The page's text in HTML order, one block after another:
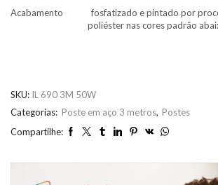
Acabamento
fosfatizado e pintado por
poliéster nas cores padrão
SKU: IL 690 3M 50W
Categorias: Poste em aço 3 metros, Postes
Compartilhe: